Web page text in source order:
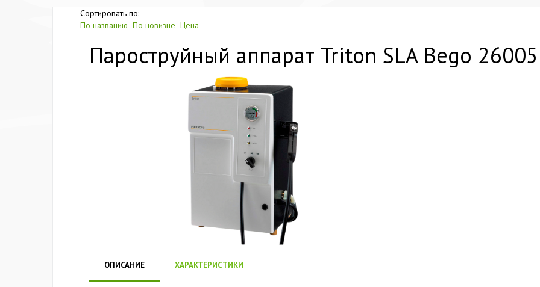
Сортировать по:
По названию По новизне Цена
Пароструйный аппарат Triton SLA Bego 26005
ОПИСАНИЕ ХАРАКТЕРИСТИКИ